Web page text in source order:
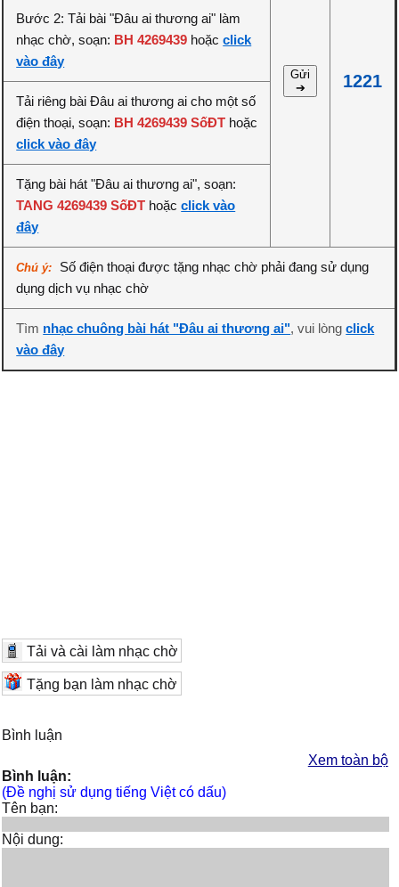
Gửi
➔
1221
Bước 2: Tải bài "Đâu ai thương ai" làm
nhạc chờ, soạn: BH 4269439 hoặcclick
vào đây
Tải riêng bài Đâu ai thương ai cho một số
điện thoại, soạn: BH 4269439 SốĐT hoặc
click vào đây
Tặng bài hát "Đâu ai thương ai", soạn:
TANG 4269439 SốĐT hoặcclick vào
đây
Chú ý:
Số điện thoại được tặng nhạc chờ phải đang sử dụng
dụng dịch vụ nhạc chờ
Tìm nhạc chuông bài hát "Đâu ai thương ai", vui lòngclick
vào đây
Tải và cài làm nhạc chờ
Tặng bạn làm nhạc chờ
Bình luận
Xem toàn bộ
Bình luận:
(Đề nghị sử dụng tiếng Việt có dấu)
Tên bạn:
Nội dung: